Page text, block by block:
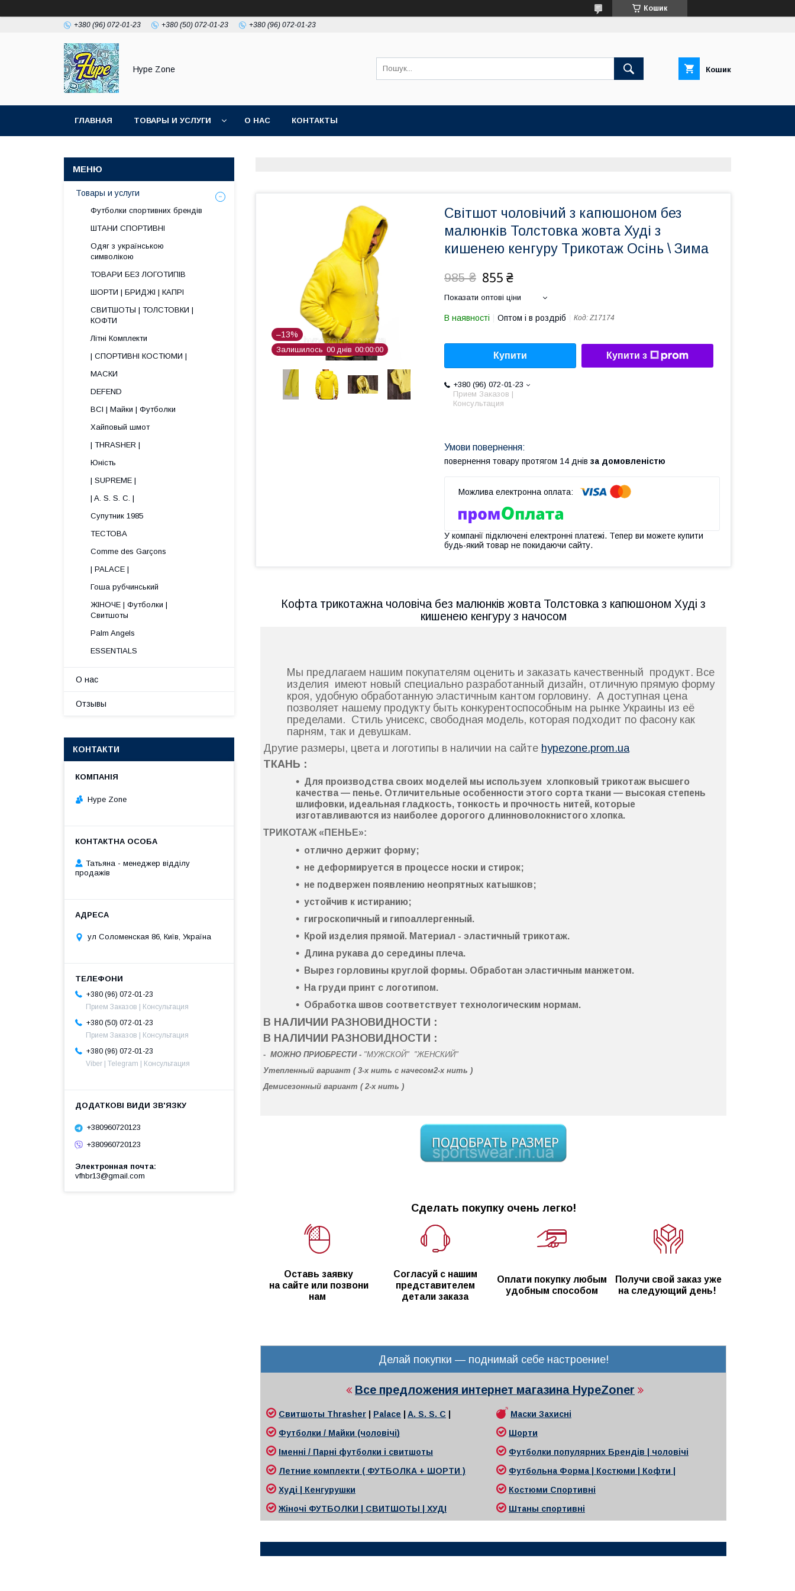
Кошик
+380 (96) 072-01-23 +380 (50) 072-01-23 +380 (96) 072-01-23
Hype Zone Кошик
ГЛАВНАЯ ТОВАРЫ И УСЛУГИ О НАС КОНТАКТЫ
–13%
Залишилось 00 днів 00 00 00
Світшот чоловічий з капюшоном без
малюнків Толстовка жовта Худі з
кишенею кенгуру Трикотаж Осінь \ Зима
985 ₴ 855 ₴
Показати оптові ціни
В наявності Оптом і в роздріб Код: Z17174
Купити Купити з
+380 (96) 072-01-23
Прием Заказов |
Консультация
повернення товару протягом 14 днів за домовленістю
У компанії підключені електронні платежі. Тепер ви можете купити
будь-який товар не покидаючи сайту.
Кофта трикотажна чоловіча без малюнків жовта Толстовка з капюшоном Худі з
кишенею кенгуру з начосом
Мы предлагаем нашим покупателям оценить и заказать качественный продукт. Все
изделия имеют новый специально разработанный дизайн, отличную прямую форму
кроя, удобную обработанную эластичным кантом горловину. А доступная цена
позволяет нашему продукту быть конкурентоспособным на рынке Украины из её
пределами. Стиль унисекс, свободная модель, которая подходит по фасону как
парням, так и девушкам.
Другие размеры, цвета и логотипы в наличии на сайте hypezone.prom.ua
ТКАНЬ :
Для производства своих моделей мы используем хлопковый трикотаж высшего
качества — пенье. Отличительные особенности этого сорта ткани — высокая степень
шлифовки, идеальная гладкость, тонкость и прочность нитей, которые
изготавливаются из наиболее дорогого длинноволокнистого хлопка.
ТРИКОТАЖ «ПЕНЬЕ»:
отлично держит форму;
не деформируется в процессе носки и стирок;
не подвержен появлению неопрятных катышков;
устойчив к истиранию;
гигроскопичный и гипоаллергенный.
Крой изделия прямой. Материал - эластичный трикотаж.
Длина рукава до середины плеча.
Вырез горловины круглой формы. Обработан эластичным манжетом.
На груди принт с логотипом.
Обработка швов соответствует технологическим нормам.
В НАЛИЧИИ РАЗНОВИДНОСТИ :
В НАЛИЧИИ РАЗНОВИДНОСТИ :
- МОЖНО ПРИОБРЕСТИ - "МУЖСКОЙ" "ЖЕНСКИЙ"
Утепленный вариант (3-х нить с начесом2-х нить )
Демисезонный вариант (2-х нить )
Сделать покупку очень легко!
Оставь заявку
на сайте или позвони
нам
Согласуй с нашим
представителем
детали заказа
Оплати покупку любым
удобным способом
Получи свой заказ уже
на следующий день!
Делай покупки — поднимай себе настроение!
Все предложения интернет магазина HypeZoner
Свитшоты Thrasher Palace A. S. S. C
Маски Захисні
Футболки / Майки (чоловічі)
Шорти
Іменні / Парні футболки і свитшоты
Футболки популярних Брендів | чоловічі
Летние комплекти ( ФУТБОЛКА + ШОРТИ )
Футбольна Форма | Костюми | Кофти |
Худі | Кенгурушки
Костюми Спортивні
Жіночі ФУТБОЛКИ | СВИТШОТЫ | ХУДІ Штаны спортивні
Товары и услуги
Футболки спортивних брендів
ШТАНИ СПОРТИВНІ
Одяг з українською
символікою
ТОВАРИ БЕЗ ЛОГОТИПІВ
ШОРТИ | БРИДЖІ | КАПРІ
СВИТШОТЫ | ТОЛСТОВКИ |
КОФТИ
Літні Комплекти
| СПОРТИВНІ КОСТЮМИ |
МАСКИ
DEFEND
ВСІ | Майки | Футболки
Хайповый шмот
| THRASHER |
Юність
| SUPREME |
| A. S. S. C. |
Супутник 1985
ТЕСТОВА
Comme des Garçons
| PALACE |
Гоша рубчинський
ЖІНОЧЕ | Футболки |
Свитшоты
Palm Angels
ESSENTIALS
О нас
Отзывы
КОНТАКТИ
Hype Zone
Татьяна - менеджер відділу
продажів
ул Соломенская 86, Київ, Україна
+380 (96) 072-01-23
Прием Заказов | Консультация
+380 (50) 072-01-23
Прием Заказов | Консультация
+380 (96) 072-01-23
Viber | Telegram | Консультация
+380960720123
+380960720123
Электронная почта
vfhbr13@gmail.com